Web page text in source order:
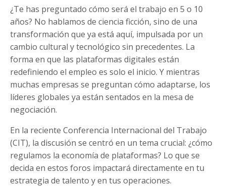
¿Te has preguntado cómo será el trabajo en 5 o 10
años? No hablamos de ciencia ficción, sino de una
transformación que ya está aquí, impulsada por un
cambio cultural y tecnológico sin precedentes. La
forma en que las plataformas digitales están
redefiniendo el empleo es solo el inicio. Y mientras
muchas empresas se preguntan cómo adaptarse, los
líderes globales ya están sentados en la mesa de
negociación.
En la reciente Conferencia Internacional del Trabajo
(CIT), la discusión se centró en un tema crucial: ¿cómo
regulamos la economía de plataformas? Lo que se
decida en estos foros impactará directamente en tu
estrategia de talento y en tus operaciones.